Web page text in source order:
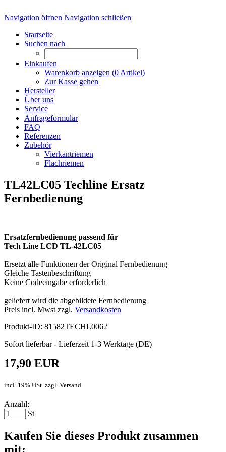
Navigation öffnen Navigation schließen
Startseite
Suchen nach
Einkaufen
Warenkorb anzeigen (0 Artikel)
Zur Kasse gehen
Hersteller
Über uns
Service
Anfrageformular
FAQ
Referenzen
Zubehör
Vierkantriemen
Flachriemen
TL42LC05 Techline Ersatz
Fernbedienung
Ersatzfernbedienung passend für
Tech Line LCD TL-42LC05
Ersetzt alle Funktionen der Original Fernbedienung
Gleiche Tastenbeschriftung
Keine Codeeingabe erforderlich
geliefert wird die abgebildete Fernbedienung
Preis incl. Mwst zzgl. Versandkosten
Produkt-ID: 81582TECHL0062
Sofort lieferbar - Lieferzeit 1-3 Werktage (DE)
17,90 EUR
incl. 19% USt. zzgl. Versand
Anzahl:
St
Kaufen Sie dieses Produkt zusammen
mit: